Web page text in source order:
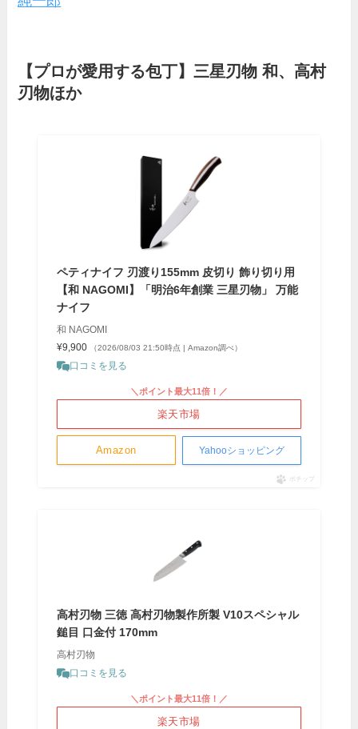
【プロが愛用する包丁】三星刃物 和、高村
刃物ほか
ペティナイフ 刃渡り155mm 皮切り 飾り切り用
【和 NAGOMI】「明治6年創業 三星刃物」 万能
ナイフ
和 NAGOMI
¥9,900
（2026/08/03 21:50時点 | Amazon調べ）
口コミを見る
Amazon
＼ポイント最大11倍！／
楽天市場
Yahooショッピング
ポチップ
高村刃物 三徳 高村刃物製作所製 V10スペシャル
鎚目 口金付 170mm
高村刃物
口コミを見る
＼ポイント最大11倍！／
楽天市場